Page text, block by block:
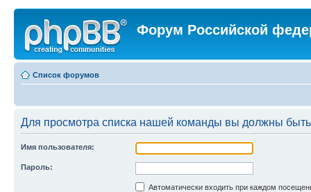
Форум Российской
Список форумов
Для просмотра списка нашей команды вы должны
Имя пользователя:
Пароль:
Автоматически входить при каждом